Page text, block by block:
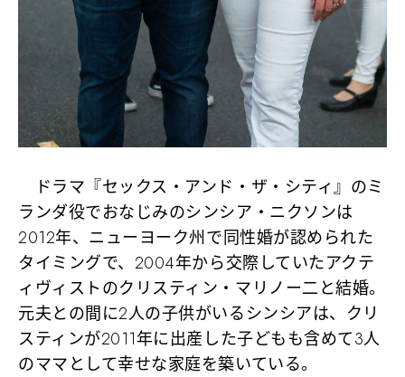
ドラマ『セックス・アンド・ザ・シティ』のミ
ランダ役でおなじみのシンシア・ニクソンは
2012年、ニューヨーク州で同性婚が認められた
タイミングで、2004年から交際していたアクテ
ィヴィストのクリスティン・マリノー二と結婚。
元夫との間に2人の子供がいるシンシアは、クリ
スティンが2011年に出産した子どもも含めて3人
のママとして幸せな家庭を築いている。